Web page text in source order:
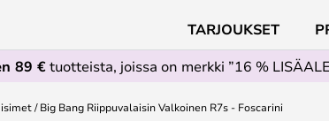
TARJOUKSET
89 €tuotteista, joissa on merkki ”16 %
Big Bang Riippuvalaisin Valkoinen R7s - Foscarini